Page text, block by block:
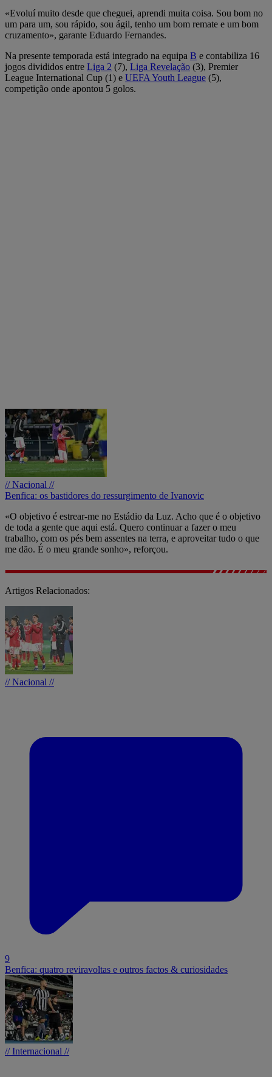
«Evoluí muito desde que cheguei, aprendi muita coisa. Sou bom no
um para um, sou rápido, sou ágil, tenho um bom remate e um bom
cruzamento», garante Eduardo Fernandes.
Na presente temporada está integrado na equipa B e contabiliza 16
jogos divididos entre Liga 2 (7), Liga Revelação (3), Premier
League International Cup (1) e UEFA Youth League (5),
competição onde apontou 5 golos.
// Nacional //
Benfica: os bastidores do ressurgimento de Ivanovic
«O objetivo é estrear-me no Estádio da Luz. Acho que é o objetivo
de toda a gente que aqui está. Quero continuar a fazer o meu
trabalho, com os pés bem assentes na terra, e aproveitar tudo o que
me dão. É o meu grande sonho», reforçou.
Artigos Relacionados:
// Nacional //
9
Benfica: quatro reviravoltas e outros factos & curiosidades
// Internacional //